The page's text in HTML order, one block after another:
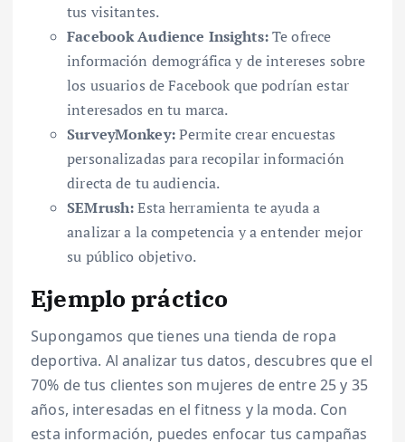
tus visitantes.
Facebook Audience Insights:Te ofrece
información demográfica y de intereses sobre
los usuarios de Facebook que podrían estar
interesados en tu marca.
SurveyMonkey:Permite crear encuestas
personalizadas para recopilar información
directa de tu audiencia.
SEMrush:Esta herramienta te ayuda a
analizar a la competencia y a entender mejor
su público objetivo.
Ejemplo práctico
Supongamos que tienes una tienda de ropa
deportiva. Al analizar tus datos, descubres que el
70% de tus clientes son mujeres de entre 25 y 35
años, interesadas en el fitness y la moda. Con
esta información, puedes enfocar tus campañas